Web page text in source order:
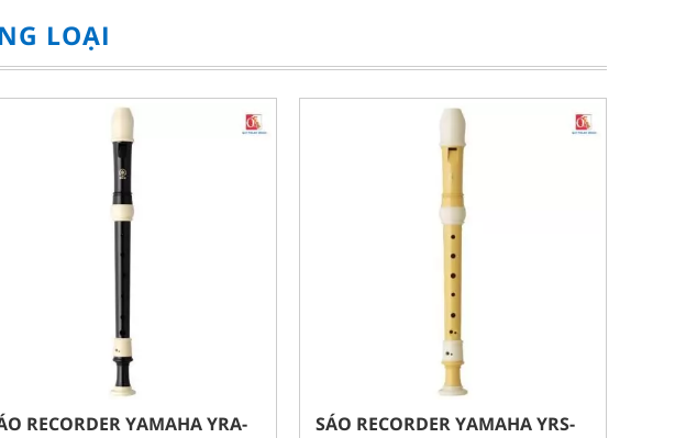
ĐÀN ORGAN YAMAHA
PSR-SX920 (ĐỘC QUYỀN)
41.990.000
Mã: PSR-SX900
LOẠI
RECORDER YAMAHA YRA-
SÁO RECORDER YAMAHA YRS-